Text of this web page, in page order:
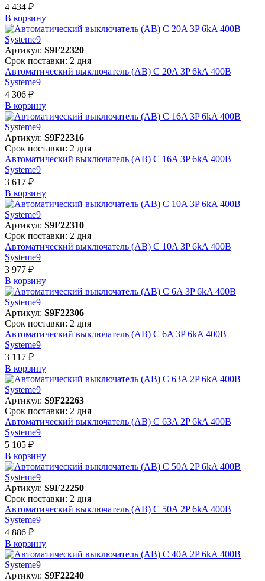
4 434 ₽
В корзинy
Артикул: S9F22320
Срок поставки: 2 дня
Автоматический выключатель (АВ) C 20A 3P 6kA 400В
Systeme9
4 306 ₽
В корзинy
Артикул: S9F22316
Срок поставки: 2 дня
Автоматический выключатель (АВ) C 16A 3P 6kA 400В
Systeme9
3 617 ₽
В корзинy
Артикул: S9F22310
Срок поставки: 2 дня
Автоматический выключатель (АВ) C 10A 3P 6kA 400В
Systeme9
3 977 ₽
В корзинy
Артикул: S9F22306
Срок поставки: 2 дня
Автоматический выключатель (АВ) C 6A 3P 6kA 400В
Systeme9
3 117 ₽
В корзинy
Артикул: S9F22263
Срок поставки: 2 дня
Автоматический выключатель (АВ) C 63A 2P 6kA 400В
Systeme9
5 105 ₽
В корзинy
Артикул: S9F22250
Срок поставки: 2 дня
Автоматический выключатель (АВ) C 50A 2P 6kA 400В
Systeme9
4 886 ₽
В корзинy
Артикул: S9F22240